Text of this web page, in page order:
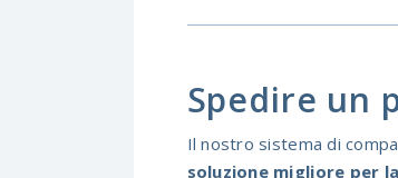
Spedire un
Il nostro sistema di
soluzione migliore per